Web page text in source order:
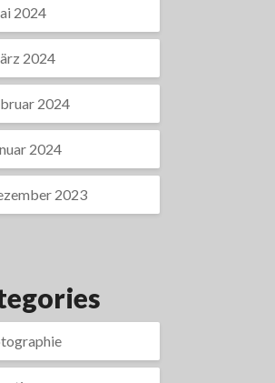
2024
2024
2024
2024
2023